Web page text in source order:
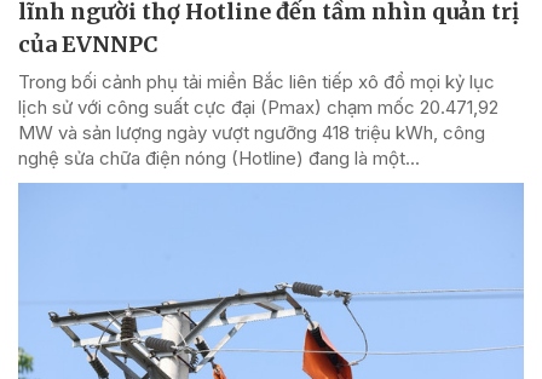
lĩnh người thợ Hotline đến tầm nhìn quản trị
của EVNNPC
Trong bối cảnh phụ tải miền Bắc liên tiếp xô đổ mọi kỷ lục
lịch sử với công suất cực đại (Pmax) chạm mốc 20.471,92
MW và sản lượng ngày vượt ngưỡng 418 triệu kWh, công
nghệ sửa chữa điện nóng (Hotline) đang là một...